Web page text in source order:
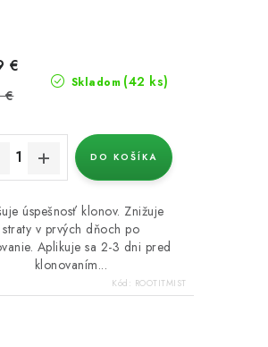
Skladom (42 ks)
€
€
DO KOŠÍKA
úspešnosť klonov. Znižuje
straty v prvých dňoch po
Aplikuje sa 2-3 dni pred
klonovaním...
Kód: ROOTITMIST